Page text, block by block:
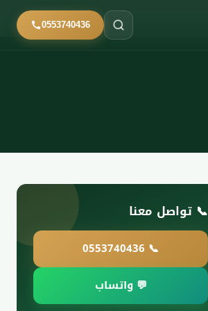
0553740436
📞 تواصل معنا
📞 0553740436
💬 واتساب